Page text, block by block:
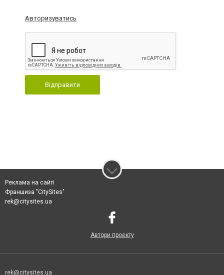
Авторизуватись
Відправити
Реклама на сайті
Франшиза "CitySites"
rek@citysites.ua
Автори проєкту
rek@citysites.ua